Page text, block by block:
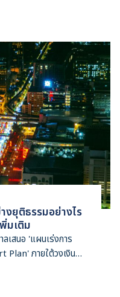
งยุติธรรมอย่างไร
มเติม
เสนอ 'แผนเร่งการ
Plan' ภายใต้วงเงิน
นวนดังกล่าวอาจไม่มี